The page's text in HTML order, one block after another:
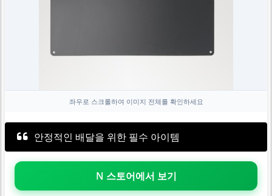
좌우로 스크롤하여 이미지 전체를 확인하세요
안정적인 배달을 위한 필수 아이템
N 스토어에서 보기